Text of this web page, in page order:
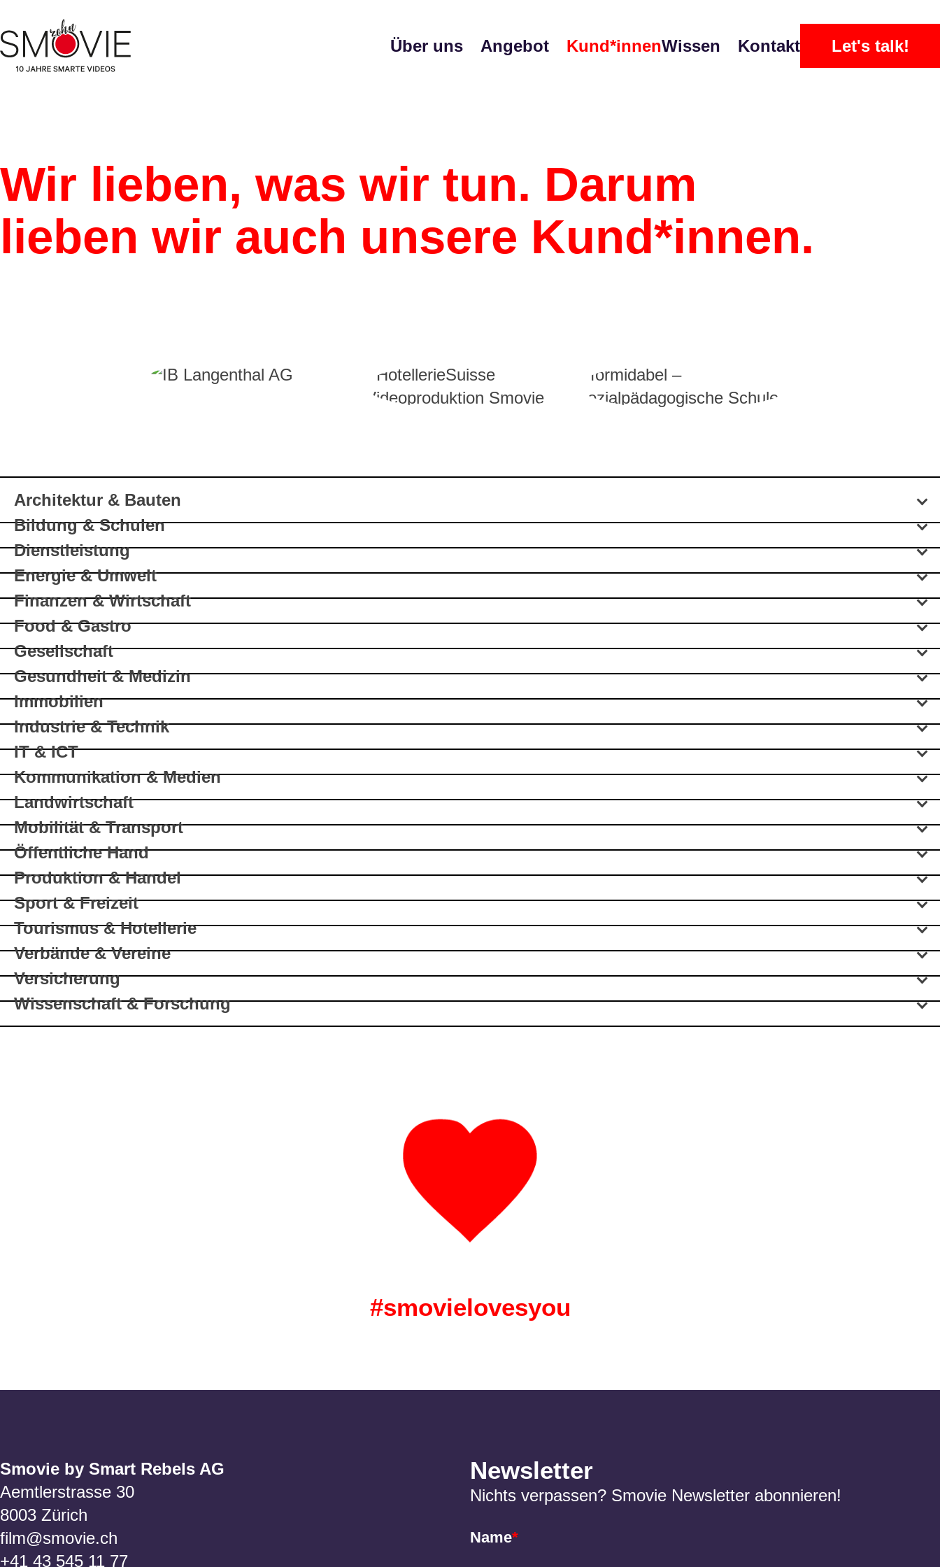
Über uns Angebot Kund*innenWissen Kontakt Let's talk!
Wir lieben, was wir tun. Darum
lieben wir auch unsere Kund*innen.
Architektur & Bauten
Bildung & Schulen
Dienstleistung
Energie & Umwelt
Finanzen & Wirtschaft
Food & Gastro
Gesellschaft
Gesundheit & Medizin
Immobilien
Industrie & Technik
IT & ICT
Kommunikation & Medien
Landwirtschaft
Mobilität & Transport
Öffentliche Hand
Produktion & Handel
Sport & Freizeit
Tourismus & Hotellerie
Verbände & Vereine
Versicherung
Wissenschaft & Forschung
#smovielovesyou
Smovie by Smart Rebels AG
Aemtlerstrasse 30
8003 Zürich
film@smovie.ch
+41 43 545 11 77
Newsletter
Nichts verpassen? Smovie Newsletter abonnieren!
Name*